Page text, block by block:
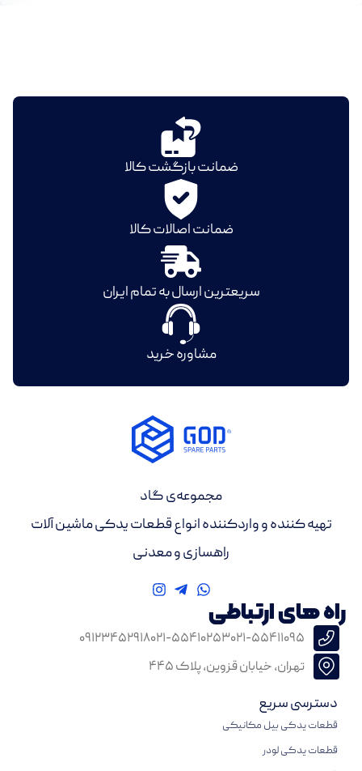
ضمانت بازگشت کالا
ضمانت اصالات کالا
سریعترین ارسال به تمام ایران
مشاوره خرید
راه های ارتباطی
۰۲۱-۵۵۴۱۱۰۹۵۰۲۱-۵۵۴۱۰۲۵۳۰۹۱۲۳۴۵۲۹۱۸
تهران، خیابان قزوین، پلاک ۴۴۵
مجموعه‌ی گاد
تهیه کننده و واردکننده انواع قطعات یدکی ماشین آلات
راهسازی و معدنی
دسترسی سریع
قطعات یدکی بیل مکانیکی
قطعات یدکی لودر